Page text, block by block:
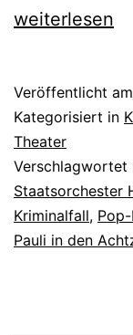
weiterlesen
Veröffentlicht am
Kategorisiert in
Theater
Verschlagwortet
Staatsorchester
Kriminalfall,
Pauli in den